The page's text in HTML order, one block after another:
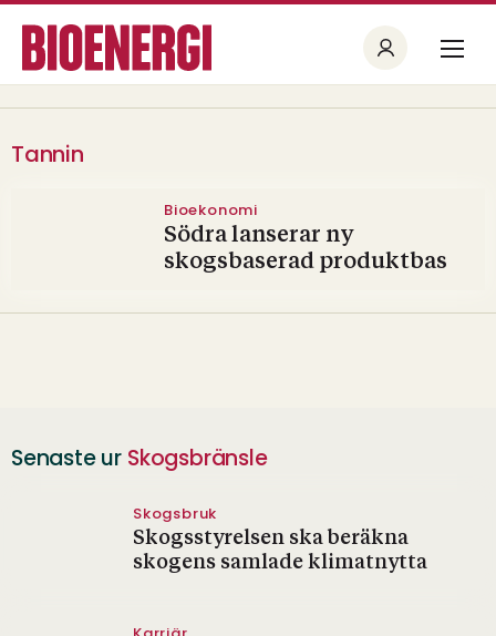
Tannin
Bioekonomi
Södra lanserar ny
skogsbaserad produktbas
Senaste ur Skogsbränsle
Skogsbruk
Skogsstyrelsen ska beräkna
skogens samlade klimatnytta